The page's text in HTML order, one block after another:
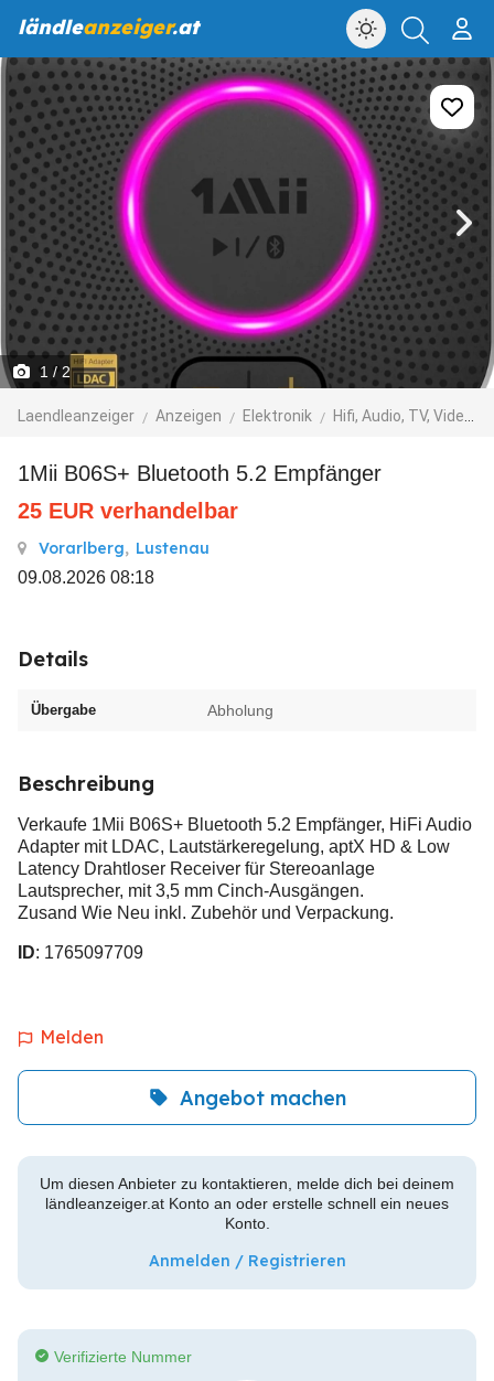
ländleanzeiger.at
1 / 2
Laendleanzeiger Anzeigen Elektronik Hifi, Audio, TV, Video, Foto
1Mii B06S+ Bluetooth 5.2 Empfänger
25 EUR verhandelbar
Vorarlberg, Lustenau
09.08.2026 08:18
Details
Übergabe Abholung
Beschreibung
Verkaufe 1Mii B06S+ Bluetooth 5.2 Empfänger, HiFi Audio
Adapter mit LDAC, Lautstärkeregelung, aptX HD & Low
Latency Drahtloser Receiver für Stereoanlage
Lautsprecher, mit 3,5 mm Cinch-Ausgängen.
Zusand Wie Neu inkl. Zubehör und Verpackung.
ID: 1765097709
Melden
Angebot machen
Um diesen Anbieter zu kontaktieren, melde dich bei deinem
ländleanzeiger.at Konto an oder erstelle schnell ein neues
Konto.
Anmelden / Registrieren
Verifizierte Nummer